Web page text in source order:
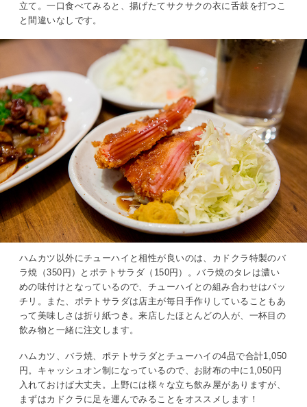
立て。一口食べてみると、揚げたてサクサクの衣に舌鼓を打つこ
と間違いなしです。
ハムカツ以外にチューハイと相性が良いのは、カドクラ特製のバ
ラ焼（350円）とポテトサラダ（150円）。バラ焼のタレは濃い
めの味付けとなっているので、チューハイとの組み合わせはバッ
チリ。また、ポテトサラダは店主が毎日手作りしていることもあ
って美味しさは折り紙つき。来店したほとんどの人が、一杯目の
飲み物と一緒に注文します。
ハムカツ、バラ焼、ポテトサラダとチューハイの4品で合計1,050
円。キャッシュオン制になっているので、お財布の中に1,050円
入れておけば大丈夫。上野には様々な立ち飲み屋がありますが、
まずはカドクラに足を運んでみることをオススメします！